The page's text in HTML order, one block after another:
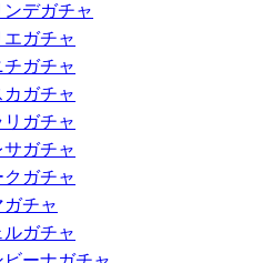
ンデガチャ
エガチャ
チガチャ
ガチャ
リガチャ
サガチャ
クガチャ
チャ
ルガチャ